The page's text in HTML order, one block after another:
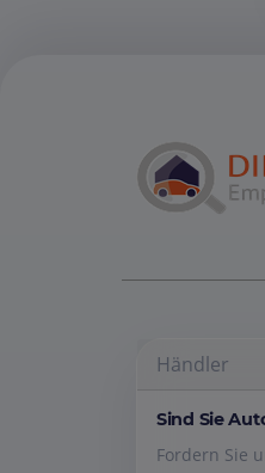
Händler
Sind Sie
Fordern Sie